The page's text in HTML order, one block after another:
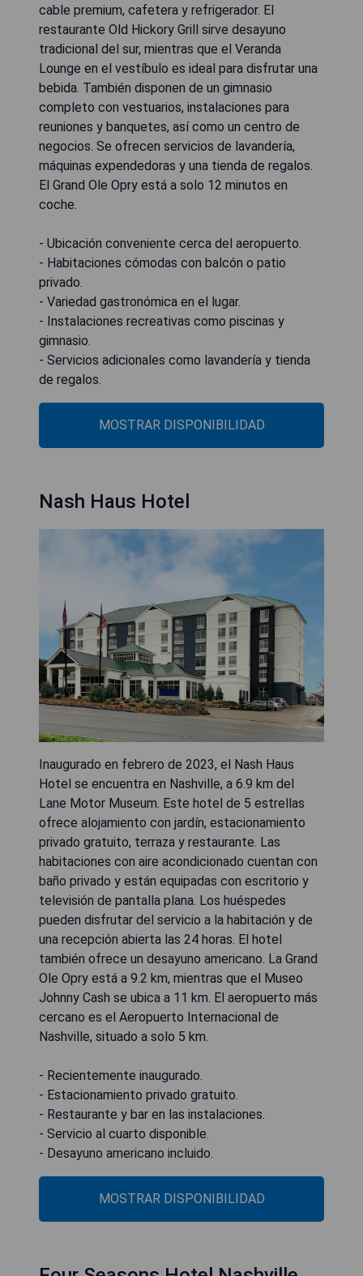
cable premium, cafetera y refrigerador. El
restaurante Old Hickory Grill sirve desayuno
tradicional del sur, mientras que el Veranda
Lounge en el vestíbulo es ideal para disfrutar una
bebida. También disponen de un gimnasio
completo con vestuarios, instalaciones para
reuniones y banquetes, así como un centro de
negocios. Se ofrecen servicios de lavandería,
máquinas expendedoras y una tienda de regalos.
El Grand Ole Opry está a solo 12 minutos en
coche.
- Ubicación conveniente cerca del aeropuerto.
- Habitaciones cómodas con balcón o patio
privado.
- Variedad gastronómica en el lugar.
- Instalaciones recreativas como piscinas y
gimnasio.
- Servicios adicionales como lavandería y tienda
de regalos.
MOSTRAR DISPONIBILIDAD
Nash Haus Hotel
Inaugurado en febrero de 2023, el Nash Haus
Hotel se encuentra en Nashville, a 6.9 km del
Lane Motor Museum. Este hotel de 5 estrellas
ofrece alojamiento con jardín, estacionamiento
privado gratuito, terraza y restaurante. Las
habitaciones con aire acondicionado cuentan con
baño privado y están equipadas con escritorio y
televisión de pantalla plana. Los huéspedes
pueden disfrutar del servicio a la habitación y de
una recepción abierta las 24 horas. El hotel
también ofrece un desayuno americano. La Grand
Ole Opry está a 9.2 km, mientras que el Museo
Johnny Cash se ubica a 11 km. El aeropuerto más
cercano es el Aeropuerto Internacional de
Nashville, situado a solo 5 km.
- Recientemente inaugurado.
- Estacionamiento privado gratuito.
- Restaurante y bar en las instalaciones.
- Servicio al cuarto disponible.
- Desayuno americano incluido.
MOSTRAR DISPONIBILIDAD